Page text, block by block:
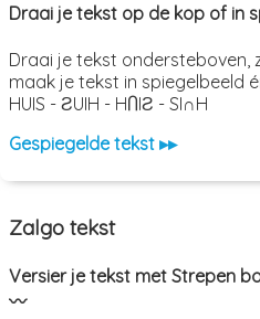
Draai je tekst op de kop of in
Draai je tekst ondersteboven,
maak je tekst in spiegelbeeld
HUIS - ƧUIH - HႶIƧ - SI∩H
Gespiegelde tekst ▸▸
Zalgo tekst
Versier je tekst met Strepen
〰️